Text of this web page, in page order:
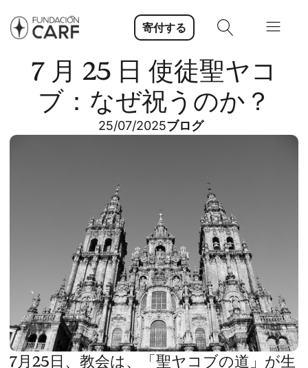
寄付する
7 月 25 日 使徒聖ヤコ
ブ：なぜ祝うのか？
25/07/2025ブログ
7月25日、教会は、「聖ヤコブの道」が生